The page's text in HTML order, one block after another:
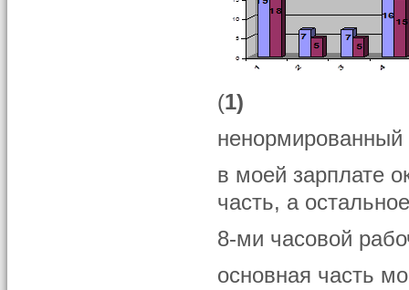
(1)
ненормированный
в моей зарплате
часть, а
8-ми часовой
основная часть